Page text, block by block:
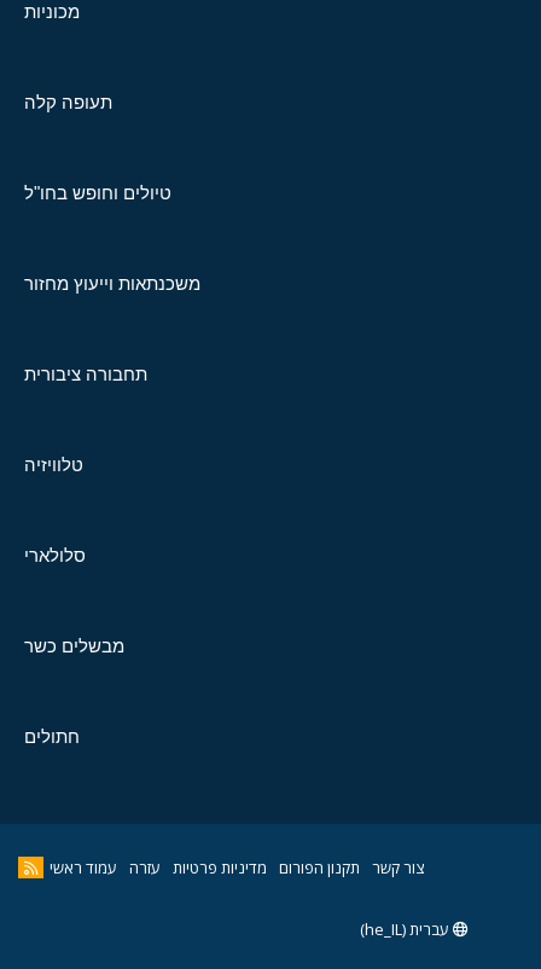
מכוניות
תעופה קלה
טיולים וחופש בחו"ל
משכנתאות וייעוץ מחזור
תחבורה ציבורית
טלוויזיה
סלולארי
מבשלים כשר
חתולים
צור קשר תקנון הפורום מדיניות פרטיות עזרה עמוד ראשי
עברית (he_IL)